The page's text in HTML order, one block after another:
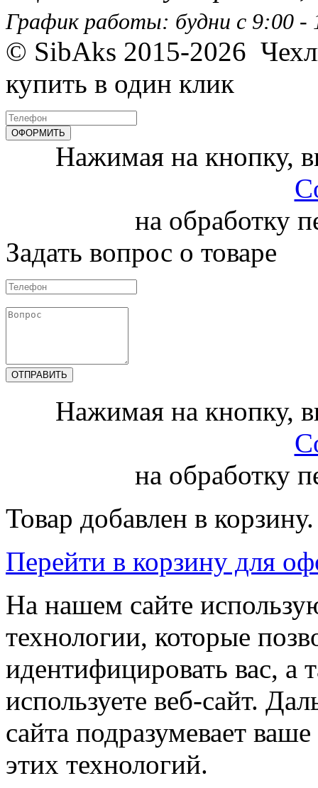
График работы: будни с 9:00 -
© SibAks 2015-2026
купить в один клик
Нажимая на кнопку,
на обработку
Задать вопрос о товаре
Нажимая на кнопку,
на обработку
Товар добавлен в корзину.
Перейти в корзину для
На нашем сайте
технологии, которые
идентифицировать вас, а
используете веб-сайт.
сайта подразумевает
этих технологий.